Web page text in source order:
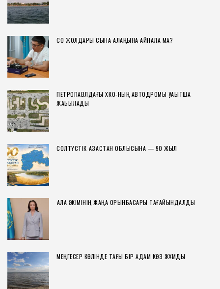
СҚО ЖОЛДАРЫ СЫНАҚ АЛАҢЫНА АЙНАЛА МА?
ПЕТРОПАВЛДАҒЫ ХҚКО-НЫҢ АВТОДРОМЫ УАҚЫТША
ЖАБЫЛАДЫ
СОЛТҮСТІК ҚАЗАҚСТАН ОБЛЫСЫНА — 90 ЖЫЛ
ҚАЛА ӘКІМІНІҢ ЖАҢА ОРЫНБАСАРЫ ТАҒАЙЫНДАЛДЫ
МЕҢГЕСЕР КӨЛІНДЕ ТАҒЫ БІР АДАМ КӨЗ ЖҰМДЫ